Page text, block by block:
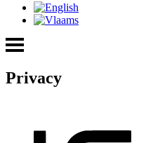
Privacy